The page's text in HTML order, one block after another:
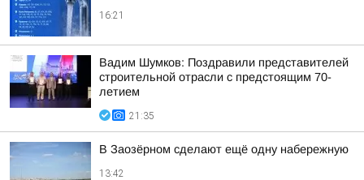
16:21
Вадим Шумков: Поздравили представителей
строительной отрасли с предстоящим 70-
летием
21:35
В Заозёрном сделают ещё одну набережную
13:42